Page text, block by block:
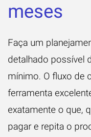
meses
Faça um
detalhado possível
mínimo. O fluxo de
ferramenta
exatamente o que,
pagar e repita o